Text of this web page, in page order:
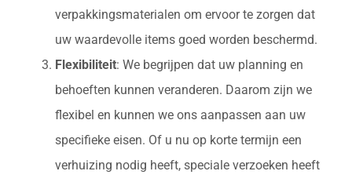
verpakkingsmaterialen om ervoor te zorgen dat
uw waardevolle items goed worden beschermd.
Flexibiliteit: We begrijpen dat uw planning en
behoeften kunnen veranderen. Daarom zijn we
flexibel en kunnen we ons aanpassen aan uw
specifieke eisen. Of u nu op korte termijn een
verhuizing nodig heeft, speciale verzoeken heeft